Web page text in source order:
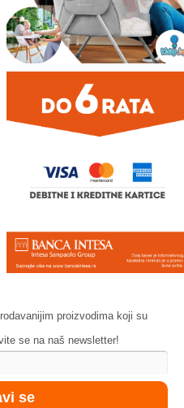
proizvodima koji su
se na naš newsletter!